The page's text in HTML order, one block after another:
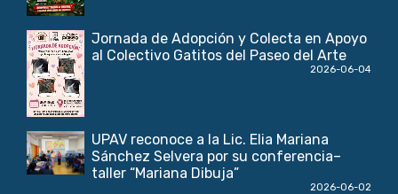
Jornada de Adopción y Colecta en Apoyo
al Colectivo Gatitos del Paseo del Arte
2026-06-04
UPAV reconoce a la Lic. Elia Mariana
Sánchez Selvera por su conferencia–
taller “Mariana Dibuja”
2026-06-02